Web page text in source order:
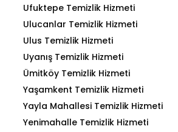
Ufuktepe Temizlik Hizmeti
Ulucanlar Temizlik Hizmeti
Ulus Temizlik Hizmeti
Uyanış Temizlik Hizmeti
Ümitköy Temizlik Hizmeti
Yaşamkent Temizlik Hizmeti
Yayla Mahallesi Temizlik Hizmeti
Yenimahalle Temizlik Hizmeti